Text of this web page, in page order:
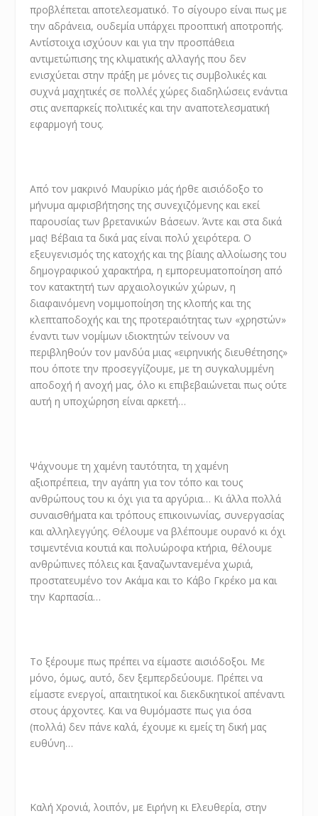
προβλέπεται αποτελεσματικό. Το σίγουρο είναι πως με
την αδράνεια, ουδεμία υπάρχει προοπτική αποτροπής.
Αντίστοιχα ισχύουν και για την προσπάθεια
αντιμετώπισης της κλιματικής αλλαγής που δεν
ενισχύεται στην πράξη με μόνες τις συμβολικές και
συχνά μαχητικές σε πολλές χώρες διαδηλώσεις ενάντια
στις ανεπαρκείς πολιτικές και την αναποτελεσματική
εφαρμογή τους.
Από τον μακρινό Μαυρίκιο μάς ήρθε αισιόδοξο το
μήνυμα αμφισβήτησης της συνεχιζόμενης και εκεί
παρουσίας των βρετανικών Βάσεων. Άντε και στα δικά
μας! Βέβαια τα δικά μας είναι πολύ χειρότερα. Ο
εξευγενισμός της κατοχής και της βίαιης αλλοίωσης του
δημογραφικού χαρακτήρα, η εμπορευματοποίηση από
τον κατακτητή των αρχαιολογικών χώρων, η
διαφαινόμενη νομιμοποίηση της κλοπής και της
κλεπταποδοχής και της προτεραιότητας των «χρηστών»
έναντι των νομίμων ιδιοκτητών τείνουν να
περιβληθούν τον μανδύα μιας «ειρηνικής διευθέτησης»
που όποτε την προσεγγίζουμε, με τη συγκαλυμμένη
αποδοχή ή ανοχή μας, όλο κι επιβεβαιώνεται πως ούτε
αυτή η υποχώρηση είναι αρκετή…
Ψάχνουμε τη χαμένη ταυτότητα, τη χαμένη
αξιοπρέπεια, την αγάπη για τον τόπο και τους
ανθρώπους του κι όχι για τα αργύρια… Κι άλλα πολλά
συναισθήματα και τρόπους επικοινωνίας, συνεργασίας
και αλληλεγγύης. Θέλουμε να βλέπουμε ουρανό κι όχι
τσιμεντένια κουτιά και πολυώροφα κτήρια, θέλουμε
ανθρώπινες πόλεις και ξαναζωντανεμένα χωριά,
προστατευμένο τον Ακάμα και το Κάβο Γκρέκο μα και
την Καρπασία…
Το ξέρουμε πως πρέπει να είμαστε αισιόδοξοι. Με
μόνο, όμως, αυτό, δεν ξεμπερδεύουμε. Πρέπει να
είμαστε ενεργοί, απαιτητικοί και διεκδικητικοί απέναντι
στους άρχοντες. Και να θυμόμαστε πως για όσα
(πολλά) δεν πάνε καλά, έχουμε κι εμείς τη δική μας
ευθύνη…
Καλή Χρονιά, λοιπόν, με Ειρήνη κι Ελευθερία, στην